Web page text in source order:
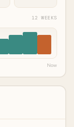
12 WEEKS
Now